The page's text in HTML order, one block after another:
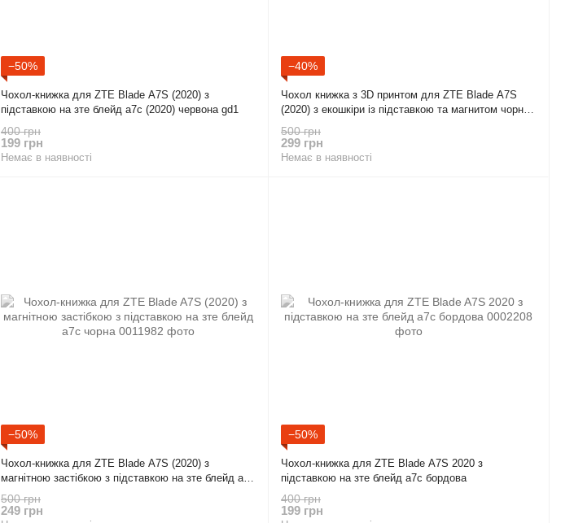
−50%
Чохол-книжка для ZTE Blade A7S (2020) з
підставкою на зте блейд а7с (2020) червона gd1
400 грн
199 грн
Немає в наявності
−40%
Чохол книжка з 3D принтом для ZTE Blade A7S
(2020) з екошкіри із підставкою та магнитом чорна
gd2
500 грн
299 грн
Немає в наявності
−50%
Чохол-книжка для ZTE Blade A7S (2020) з
магнітною застібкою з підставкою на зте блейд а7с
чорна
500 грн
249 грн
−50%
Чохол-книжка для ZTE Blade A7S 2020 з
підставкою на зте блейд а7с бордова
400 грн
199 грн